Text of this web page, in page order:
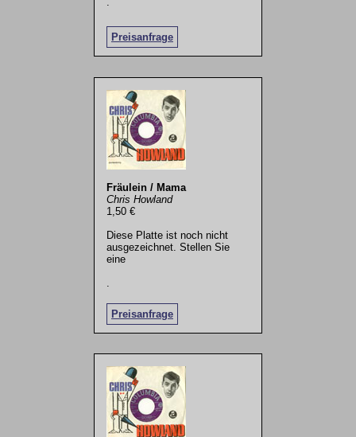
Preisanfrage
Fräulein / Mama
Chris Howland
1,50 €
Diese Platte ist noch nicht
ausgezeichnet. Stellen Sie
eine
Preisanfrage
.